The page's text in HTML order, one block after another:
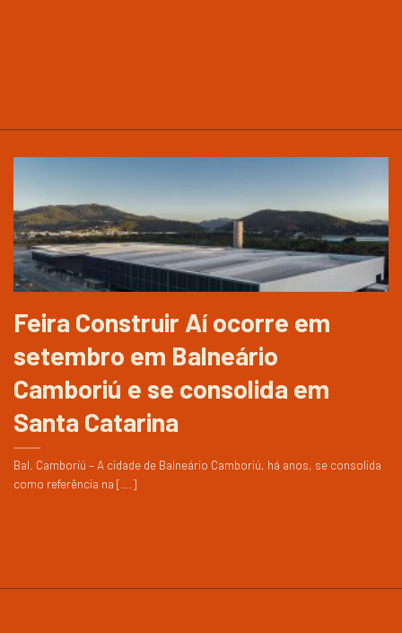
Feira Construir Aí ocorre em
setembro em Balneário
Camboriú e se consolida em
Santa Catarina
Bal. Camboriú – A cidade de Balneário Camboriú, há anos, se consolida
como referência na [...]